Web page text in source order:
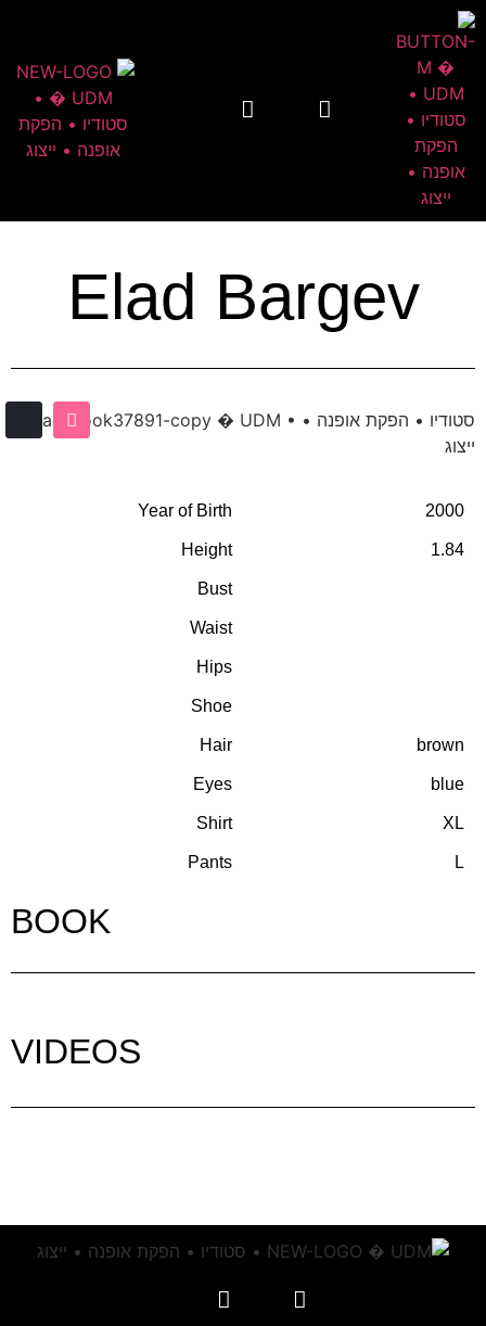
Elad Bargev
Year of Birth 2000
Height 1.84
Bust
Waist
Hips
Shoe
Hair brown
Eyes blue
Shirt XL
Pants L
BOOK
VIDEOS